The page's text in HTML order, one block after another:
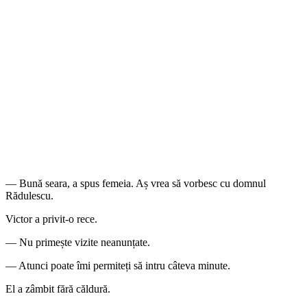
— Bună seara, a spus femeia. Aș vrea să vorbesc cu domnul
Rădulescu.
Victor a privit-o rece.
— Nu primește vizite neanunțate.
— Atunci poate îmi permiteți să intru câteva minute.
El a zâmbit fără căldură.